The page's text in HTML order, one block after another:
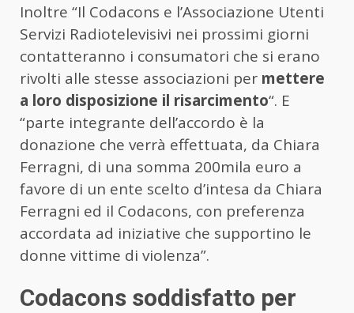
Inoltre “Il Codacons e l’Associazione Utenti
Servizi Radiotelevisivi nei prossimi giorni
contatteranno i consumatori che si erano
rivolti alle stesse associazioni per mettere
a loro disposizione il risarcimento“. E
“parte integrante dell’accordo è la
donazione che verrà effettuata, da Chiara
Ferragni, di una somma 200mila euro a
favore di un ente scelto d’intesa da Chiara
Ferragni ed il Codacons, con preferenza
accordata ad iniziative che supportino le
donne vittime di violenza”.
Codacons soddisfatto per